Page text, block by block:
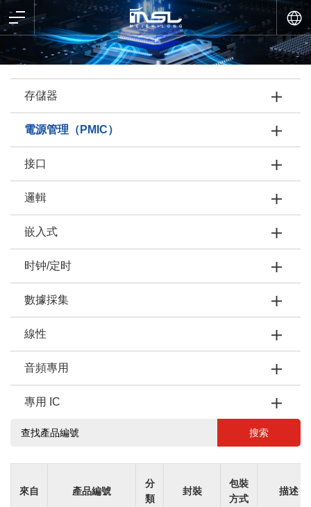
存儲器
電源管理（PMIC）
接口
邏輯
嵌入式
时钟/定时
數據採集
線性
音頻專用
專用 IC
搜索
來自 產品編號
分
類
封裝
包裝
方式
描述